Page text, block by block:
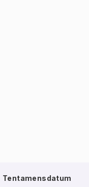
Tentamensdatum